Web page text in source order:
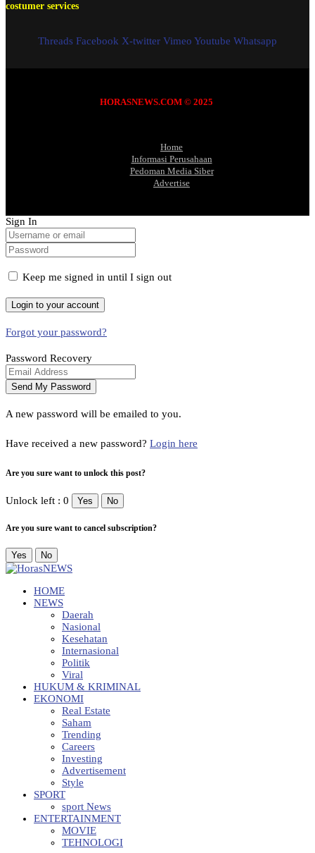
costumer services
Threads Facebook X-twitter Vimeo Youtube Whatsapp
HORASNEWS.COM © 2025
Home
Informasi Perusahaan
Pedoman Media Siber
Advertise
Sign In
Keep me signed in until I sign out
Forgot your password?
Password Recovery
A new password will be emailed to you.
Have received a new password? Login here
Are you sure want to unlock this post?
Unlock left : 0 Yes No
Are you sure want to cancel subscription?
Yes No
HOME
NEWS
Daerah
Nasional
Kesehatan
Internasional
Politik
Viral
HUKUM & KRIMINAL
EKONOMI
Real Estate
Saham
Trending
Careers
Investing
Advertisement
Style
SPORT
sport News
ENTERTAINMENT
MOVIE
TEHNOLOGI